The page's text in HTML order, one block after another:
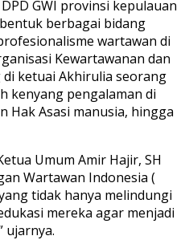
GWI provinsi kepulauan
berbagai bidang
wartawan di
Kewartawanan dan
di ketuai Akhirulia seorang
kenyang pengalaman di
Hak Asasi manusia, hingga
Umum Amir Hajir, SH
Wartawan Indonesia (
tidak hanya melindungi
mereka agar menjadi
ujarnya.